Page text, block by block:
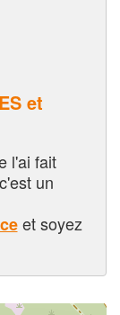
et
l'ai fait
un
et soyez